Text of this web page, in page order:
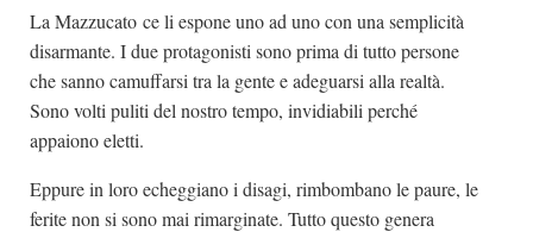
La Mazzucato ce li espone uno ad uno con una semplicità
disarmante. I due protagonisti sono prima di tutto persone
che sanno camuffarsi tra la gente e adeguarsi alla realtà.
Sono volti puliti del nostro tempo, invidiabili perché
appaiono eletti.
Eppure in loro echeggiano i disagi, rimbombano le paure, le
ferite non si sono mai rimarginate. Tutto questo genera